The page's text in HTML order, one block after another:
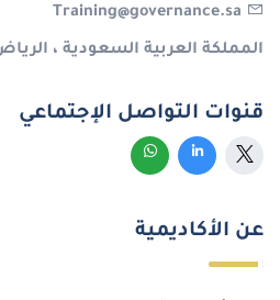
Training@governance.sa
المملكة العربية السعودية ،
قنوات التواصل الإجتماعي
عن الأكاديمية